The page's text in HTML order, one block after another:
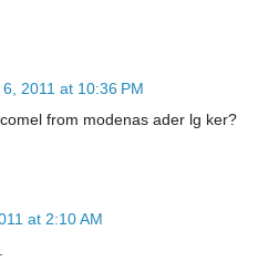
2011 at 10:36 PM
from modenas ader lg ker?
at 2:10 AM